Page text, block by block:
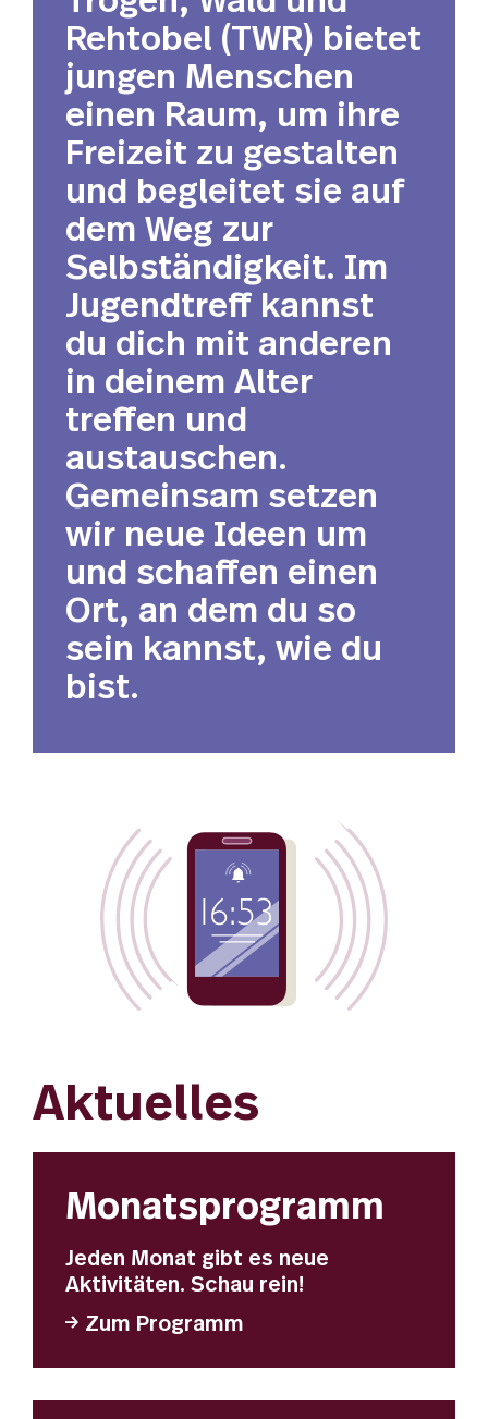
Rehtobel (TWR) bietet
jungen Menschen
einen Raum, um ihre
Freizeit zu gestalten
und begleitet sie auf
dem Weg zur
Selbständigkeit. Im
Jugendtreff kannst
du dich mit anderen
in deinem Alter
treffen und
austauschen.
Gemeinsam setzen
wir neue Ideen um
und schaffen einen
Ort, an dem du so
sein kannst, wie du
bist.
Aktuelles
Monatsprogramm
Jeden Monat gibt es neue
Aktivitäten. Schau rein!
Zum Programm